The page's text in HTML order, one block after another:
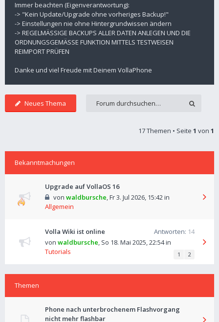
Immer beachten (Eigenverantwortung):
-> "Kein Update/Upgrade ohne vorheriges Backup!"
-> Einstellungen nie ohne Hintergrundwissen ändern
-> REGELMÄSSIGE BACKUPS ALLER DATEN ANLEGEN UND DIE
ORDNUNGSGEMÄSSE FUNKTION MITTELS TESTWEISEN
REIMPORT PRÜFEN
Danke und viel Freude mit Deinem VollaPhone
Neues Thema
17 Themen • Seite 1 von 1
Bekanntmachungen
Upgrade auf VollaOS 16
von waldbursche,Fr 3. Jul 2026, 15:42in
Allgemein
Volla Wiki ist online Antworten: 14
von waldbursche, So 18. Mai 2025, 22:54in
Tutorials
1 2
Themen
Phone nach unterbrochenem Flashvorgang
nicht mehr flashbar